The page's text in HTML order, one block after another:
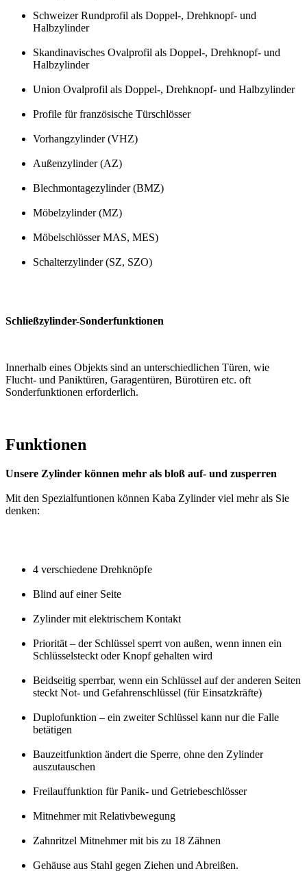
Schweizer Rundprofil als Doppel-, Drehknopf- und
Halbzylinder
Skandinavisches Ovalprofil als Doppel-, Drehknopf- und
Halbzylinder
Union Ovalprofil als Doppel-, Drehknopf- und Halbzylinder
Profile für französische Türschlösser
Vorhangzylinder (VHZ)
Außenzylinder (AZ)
Blechmontagezylinder (BMZ)
Möbelzylinder (MZ)
Möbelschlösser MAS, MES)
Schalterzylinder (SZ, SZO)
Schließzylinder-Sonderfunktionen
Innerhalb eines Objekts sind an unterschiedlichen Türen, wie
Flucht- und Paniktüren, Garagentüren, Bürotüren etc. oft
Sonderfunktionen erforderlich.
Funktionen
Unsere Zylinder können mehr als bloß auf- und zusperren
Mit den Spezialfuntionen können Kaba Zylinder viel mehr als Sie
denken:
4 verschiedene Drehknöpfe
Blind auf einer Seite
Zylinder mit elektrischem Kontakt
Priorität – der Schlüssel sperrt von außen, wenn innen ein
Schlüsselsteckt oder Knopf gehalten wird
Beidseitig sperrbar, wenn ein Schlüssel auf der anderen Seiten
steckt Not- und Gefahrenschlüssel (für Einsatzkräfte)
Duplofunktion – ein zweiter Schlüssel kann nur die Falle
betätigen
Bauzeitfunktion ändert die Sperre, ohne den Zylinder
auszutauschen
Freilauffunktion für Panik- und Getriebeschlösser
Mitnehmer mit Relativbewegung
Zahnritzel Mitnehmer mit bis zu 18 Zähnen
Gehäuse aus Stahl gegen Ziehen und Abreißen.